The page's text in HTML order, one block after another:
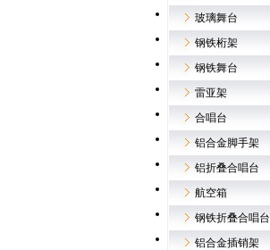
玻璃舞台
钢铁桁架
钢铁舞台
雷亚架
合唱台
铝合金脚手架
铝折叠合唱台
航空箱
钢铁折叠合唱台
铝合金插销架